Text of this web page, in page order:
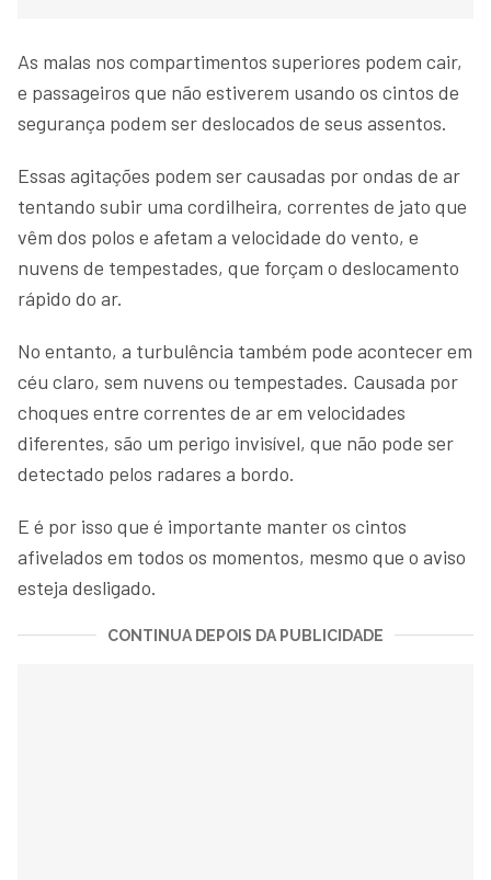
As malas nos compartimentos superiores podem cair,
e passageiros que não estiverem usando os cintos de
segurança podem ser deslocados de seus assentos.
Essas agitações podem ser causadas por ondas de ar
tentando subir uma cordilheira, correntes de jato que
vêm dos polos e afetam a velocidade do vento, e
nuvens de tempestades, que forçam o deslocamento
rápido do ar.
No entanto, a turbulência também pode acontecer em
céu claro, sem nuvens ou tempestades. Causada por
choques entre correntes de ar em velocidades
diferentes, são um perigo invisível, que não pode ser
detectado pelos radares a bordo.
E é por isso que é importante manter os cintos
afivelados em todos os momentos, mesmo que o aviso
esteja desligado.
CONTINUA DEPOIS DA PUBLICIDADE